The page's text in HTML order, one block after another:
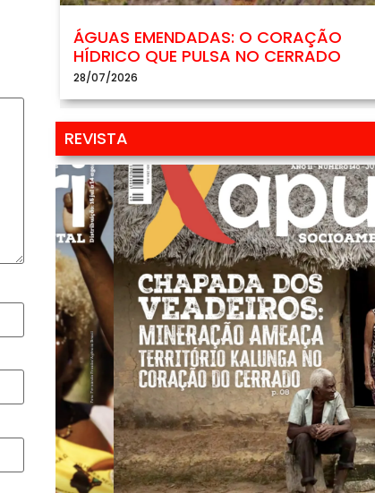
ÁGUAS EMENDADAS: O CORAÇÃO
HÍDRICO QUE PULSA NO CERRADO
28/07/2026
REVISTA